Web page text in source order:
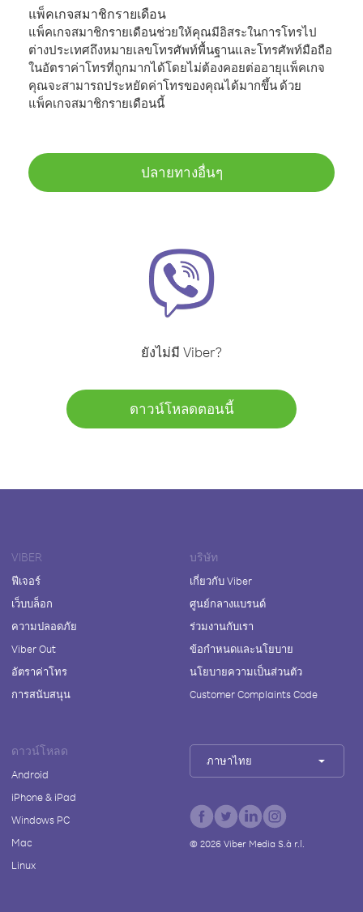
แพ็คเกจสมาชิกรายเดือน
แพ็คเกจสมาชิกรายเดือนช่วยให้คุณมีอิสระในการโทรไป
ต่างประเทศถึงหมายเลขโทรศัพท์พื้นฐานและโทรศัพท์มือถือ
ในอัตราค่าโทรที่ถูกมากได้โดยไม่ต้องคอยต่ออายุแพ็คเกจ
คุณจะสามารถประหยัดค่าโทรของคุณได้มากขึ้น ด้วย
แพ็คเกจสมาชิกรายเดือนนี้
ปลายทางอื่นๆ
ยังไม่มี Viber?
ดาวน์โหลดตอนนี้
VIBER
ฟีเจอร์
เว็บบล็อก
ความปลอดภัย
Viber Out
อัตราค่าโทร
การสนับสนุน
บริษัท
เกี่ยวกับ Viber
ศูนย์กลางแบรนด์
ร่วมงานกับเรา
ข้อกำหนดและนโยบาย
นโยบายความเป็นส่วนตัว
Customer Complaints Code
ดาวน์โหลด
Android
iPhone & iPad
Windows PC
Mac
Linux
ภาษาไทย
© 2026Viber Media S.à r.l.